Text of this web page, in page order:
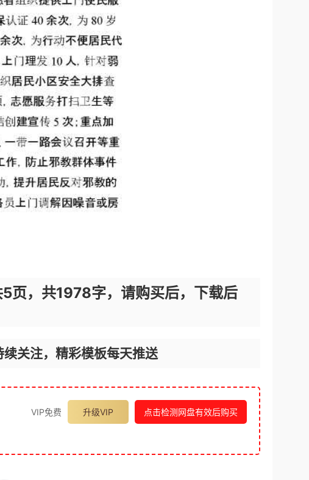
页，共1978字，请购买后，下载后
续关注，精彩模板每天推送
VIP免费 升级VIP 点击检测网盘有效后购买